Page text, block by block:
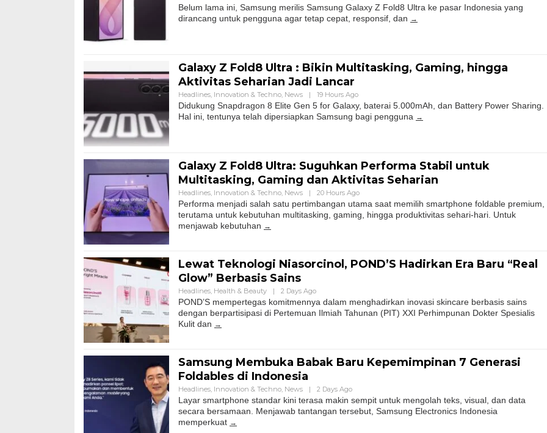
Belum lama ini, Samsung merilis Samsung Galaxy Z Fold8 Ultra ke pasar Indonesia yang
dirancang untuk pengguna agar tetap cepat, responsif, dan
Galaxy Z Fold8 Ultra : Bikin Multitasking, Gaming, hingga
Aktivitas Seharian Jadi Lancar
Headlines, Innovation & Techno, News | 19 Hours Ago
Didukung Snapdragon 8 Elite Gen 5 for Galaxy, baterai 5.000mAh, dan Battery Power Sharing.
Hal ini, tentunya telah dipersiapkan Samsung bagi pengguna
Galaxy Z Fold8 Ultra: Suguhkan Performa Stabil untuk
Multitasking, Gaming dan Aktivitas Seharian
Headlines, Innovation & Techno, News | 20 Hours Ago
Performa menjadi salah satu pertimbangan utama saat memilih smartphone foldable premium,
terutama untuk kebutuhan multitasking, gaming, hingga produktivitas sehari-hari. Untuk
menjawab kebutuhan
Lewat Teknologi Niasorcinol, POND’S Hadirkan Era Baru “Real
Glow” Berbasis Sains
Headlines, Health & Beauty | 2 Days Ago
POND’S mempertegas komitmennya dalam menghadirkan inovasi skincare berbasis sains
dengan berpartisipasi di Pertemuan Ilmiah Tahunan (PIT) XXI Perhimpunan Dokter Spesialis
Kulit dan
Samsung Membuka Babak Baru Kepemimpinan 7 Generasi
Foldables di Indonesia
Headlines, Innovation & Techno, News | 2 Days Ago
Layar smartphone standar kini terasa makin sempit untuk mengolah teks, visual, dan data
secara bersamaan. Menjawab tantangan tersebut, Samsung Electronics Indonesia
memperkuat